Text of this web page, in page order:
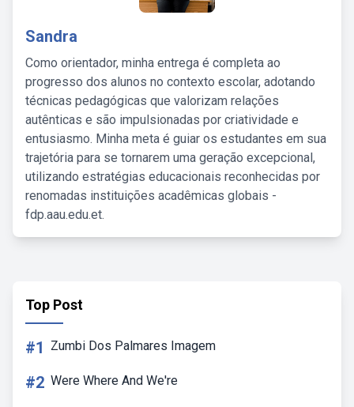
Sandra
Como orientador, minha entrega é completa ao
progresso dos alunos no contexto escolar, adotando
técnicas pedagógicas que valorizam relações
autênticas e são impulsionadas por criatividade e
entusiasmo. Minha meta é guiar os estudantes em sua
trajetória para se tornarem uma geração excepcional,
utilizando estratégias educacionais reconhecidas por
renomadas instituições acadêmicas globais -
fdp.aau.edu.et.
Top Post
#1 Zumbi Dos Palmares Imagem
#2 Were Where And We're